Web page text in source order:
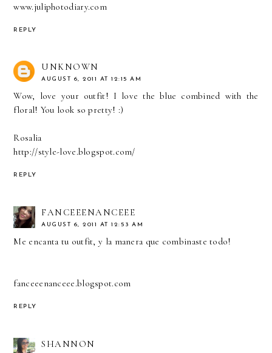
www.juliphotodiary.com
REPLY
UNKNOWN
AUGUST 6, 2011 AT 12:15 AM
Wow, love your outfit! I love the blue combined with the
floral! You look so pretty! :)
Rosalia
http://style-love.blogspot.com/
REPLY
FANCEEENANCEEE
AUGUST 6, 2011 AT 12:53 AM
Me encanta tu outfit, y la manera que combinaste todo!
fanceeenanceee.blogspot.com
REPLY
SHANNON